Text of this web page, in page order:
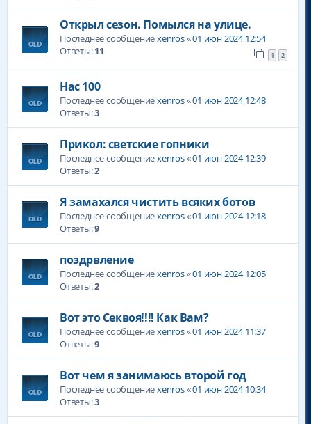
Открыл сезон. Помылся на улице.
Последнее сообщениеxenros«01 июн 2024 12:54
Ответы:11 1 2
Нас 100
Последнее сообщениеxenros«01 июн 2024 12:48
Ответы:3
Прикол: светские гопники
Последнее сообщениеxenros«01 июн 2024 12:39
Ответы:2
Я замахался чистить всяких ботов
Последнее сообщениеxenros«01 июн 2024 12:18
Ответы:9
поздрвление
Последнее сообщениеxenros«01 июн 2024 12:05
Ответы:2
Вот это Секвоя!!!! Как Вам?
Последнее сообщениеxenros«01 июн 2024 11:37
Ответы:9
Вот чем я занимаюсь второй год
Последнее сообщениеxenros«01 июн 2024 10:34
Ответы:3